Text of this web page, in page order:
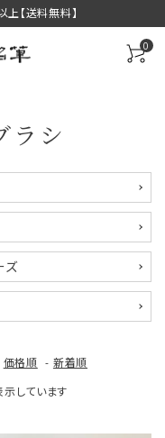
【送料無料】
0
ラシ
ズ
価格順 - 新着順
しています